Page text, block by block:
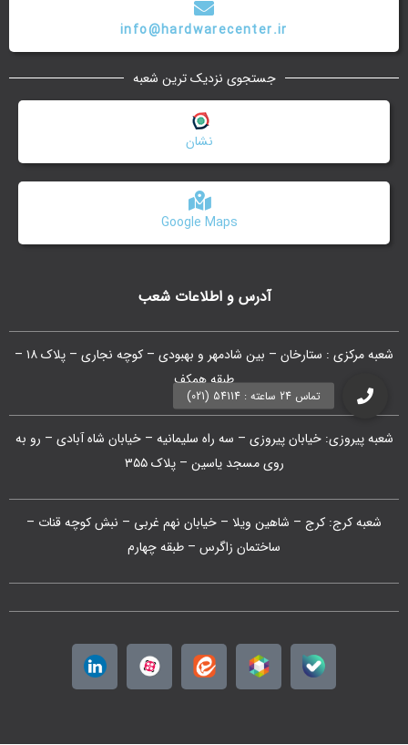
آدرس و اطلاعات شعب
شعبه مرکزی : ستارخان – بین شادمهر و بهبودی – کوچه نجاری – پلاک ۱۸ –
طبقه همکف
شعبه پیروزی: خیابان پیروزی – سه راه سلیمانیه – خیابان شاه آبادی – رو به
روی مسجد یاسین – پلاک ۳۵۵
شعبه کرج: کرج – شاهین ویلا – خیابان نهم غربی – نبش کوچه قنات –
ساختمان زاگرس – طبقه چهارم
info@hardwarecenter.ir
جستجوی نزدیک ترین شعبه
Google Maps
نشان